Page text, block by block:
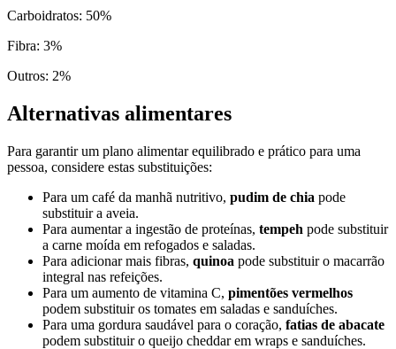
Carboidratos: 50%
Fibra: 3%
Outros: 2%
Alternativas alimentares
Para garantir um plano alimentar equilibrado e prático para uma
pessoa, considere estas substituições:
Para um café da manhã nutritivo, pudim de chia pode
substituir a aveia.
Para aumentar a ingestão de proteínas, tempeh pode substituir
a carne moída em refogados e saladas.
Para adicionar mais fibras, quinoa pode substituir o macarrão
integral nas refeições.
Para um aumento de vitamina C, pimentões vermelhos
podem substituir os tomates em saladas e sanduíches.
Para uma gordura saudável para o coração, fatias de abacate
podem substituir o queijo cheddar em wraps e sanduíches.